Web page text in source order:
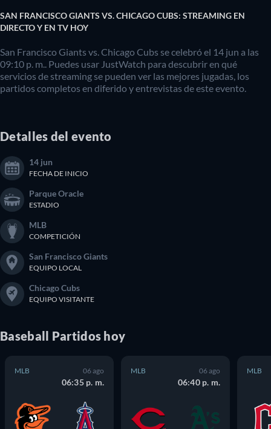
SAN FRANCISCO GIANTS VS. CHICAGO CUBS: STREAMING EN
DIRECTO Y EN TV HOY
San Francisco Giants vs. Chicago Cubs se celebró el 14 jun a las
09:10 p. m.. Puedes usar JustWatch para descubrir en qué
servicios de streaming se pueden ver las mejores jugadas, los
partidos completos en diferido y entrevistas de este evento.
Detalles del evento
14 jun
FECHA DE INICIO
Parque Oracle
ESTADIO
MLB
COMPETICIÓN
San Francisco Giants
EQUIPO LOCAL
Chicago Cubs
EQUIPO VISITANTE
Baseball Partidos hoy
MLB 06 ago
06:35 p. m.
MLB 06 ago
06:40 p. m.
MLB